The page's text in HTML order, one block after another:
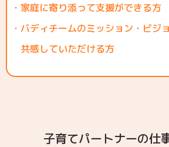
・家庭に寄り添って支援ができる方
・バディチームのミッション・ビジ
共感していただける方
子育てパートナーの仕